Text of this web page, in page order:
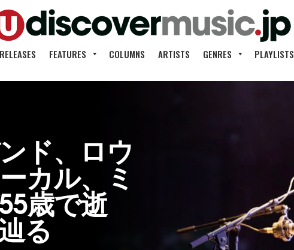
FEATURES COLUMNS ARTISTS GENRES PLAYLISTS
ド、ロウ
カル、ミ
歳で逝
る